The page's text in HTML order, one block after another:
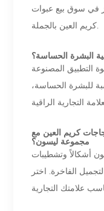
في سوق بيع عبوات
كريم العين بالجملة.
البشرة الحساسة؟
التطبيق المصنوعة
للبشرة الحساسة،
كريم العين مع
مجموعة ليسون؟
أشكالاً وتشطيبات
الفاخرة. اختر